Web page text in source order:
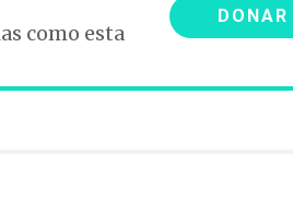
como esta